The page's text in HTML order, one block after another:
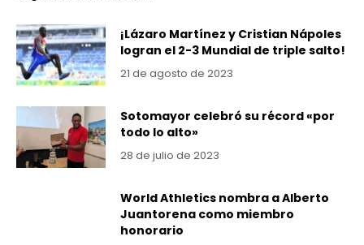
¡Lázaro Martínez y Cristian Nápoles
logran el 2-3 Mundial de triple salto!
21 de agosto de 2023
Sotomayor celebró su récord «por
todo lo alto»
28 de julio de 2023
World Athletics nombra a Alberto
Juantorena como miembro
honorario